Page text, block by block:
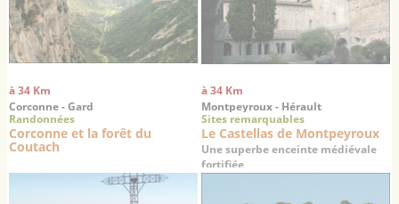
à 34 Km
Corconne - Gard
Randonnées
Corconne et la forêt du
Coutach
à 34 Km
Montpeyroux - Hérault
Sites remarquables
Le Castellas de Montpeyroux
Une superbe enceinte médiévale
fortifiée